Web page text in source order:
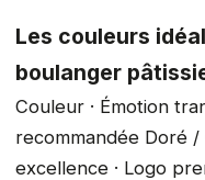
Les couleurs
boulanger
Couleur · Émotion
recommandée Doré
excellence · Logo